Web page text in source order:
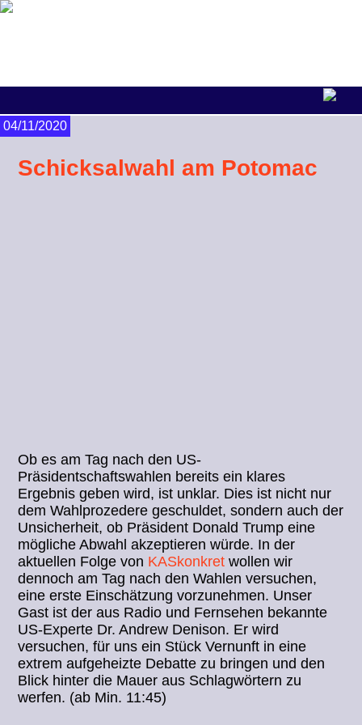
04/11/2020
Schicksalwahl am Potomac
Ob es am Tag nach den US-
Präsidentschaftswahlen bereits ein klares
Ergebnis geben wird, ist unklar. Dies ist nicht nur
dem Wahlprozedere geschuldet, sondern auch der
Unsicherheit, ob Präsident Donald Trump eine
mögliche Abwahl akzeptieren würde. In der
aktuellen Folge von KASkonkret wollen wir
dennoch am Tag nach den Wahlen versuchen,
eine erste Einschätzung vorzunehmen. Unser
Gast ist der aus Radio und Fernsehen bekannte
US-Experte Dr. Andrew Denison. Er wird
versuchen, für uns ein Stück Vernunft in eine
extrem aufgeheizte Debatte zu bringen und den
Blick hinter die Mauer aus Schlagwörtern zu
werfen. (ab Min. 11:45)